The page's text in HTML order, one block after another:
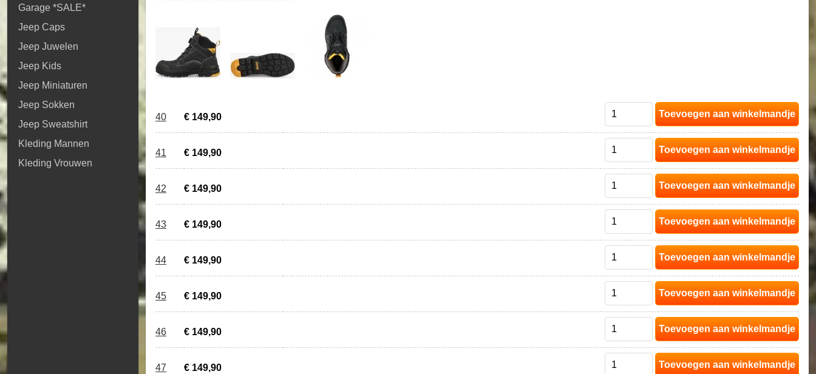
Garage *SALE*
Jeep Caps
Jeep Juwelen
Jeep Kids
Jeep Miniaturen
Jeep Sokken
Jeep Sweatshirt
Kleding Mannen
Kleding Vrouwen
40 € 149,90 Toevoegen aan winkelmandje
41 € 149,90 Toevoegen aan winkelmandje
42 € 149,90 Toevoegen aan winkelmandje
43 € 149,90 Toevoegen aan winkelmandje
44 € 149,90 Toevoegen aan winkelmandje
45 € 149,90 Toevoegen aan winkelmandje
46 € 149,90 Toevoegen aan winkelmandje
47 € 149,90 Toevoegen aan winkelmandje